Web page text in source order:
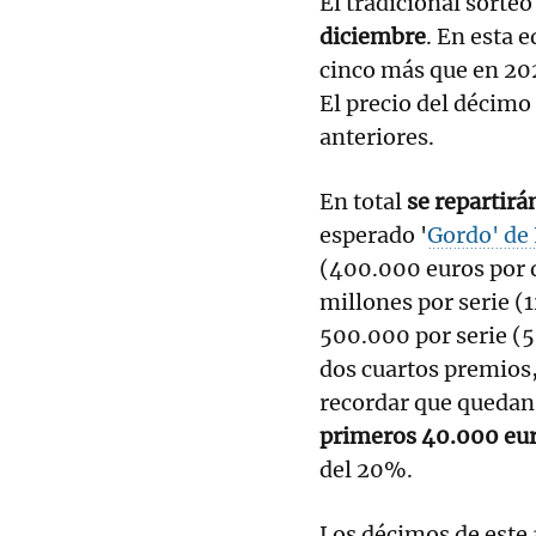
diciembre. En esta
cinco más que en
El precio del
anteriores.
En total se
esperado 'Gordo' de
(400.000 euros por
millones por serie
500.000 por serie
dos cuartos
recordar que
primeros 40.000
del 20%.